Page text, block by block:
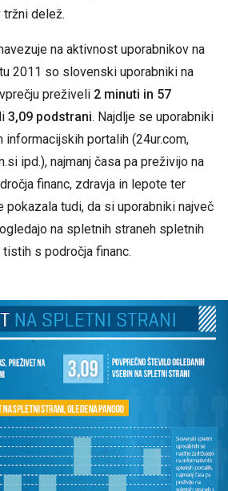
delež.
na aktivnost uporabnikov na
2011 so slovenski uporabniki na
preživeli 2 minuti in 57
3,09 podstrani. Najdlje se uporabniki
informacijskih portalih (24ur.com,
ipd.), najmanj časa pa preživijo na
financ, zdravja in lepote ter
pokazala tudi, da si uporabniki največ
na spletnih straneh spletnih
tistih s področja financ.